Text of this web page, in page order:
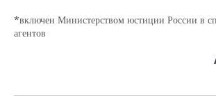
КИБЕРСПОРТ
КУЛЬТУРА
СПИСОК КОМПАНИЙ
*включен Министерством юстиции России в
агентов